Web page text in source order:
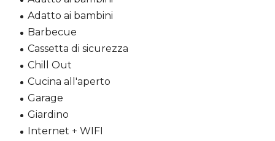
Adatto ai bambini
Barbecue
Cassetta di sicurezza
Chill Out
Cucina all'aperto
Garage
Giardino
Internet + WIFI